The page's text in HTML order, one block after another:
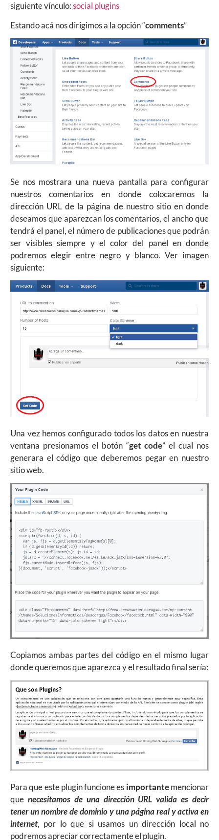
siguiente vínculo:social plugins
Estando acá nos dirigimos a la opción “comments”
Se nos mostrara una nueva pantalla para configurar
nuestros comentarios en donde colocaremos la
dirección URL de la página de nuestro sitio en donde
deseamos que aparezcan los comentarios, el ancho que
tendrá el panel, el número de publicaciones que podrán
ser visibles siempre y el color del panel en donde
podremos elegir entre negro y blanco. Ver imagen
siguiente:
Una vez hemos configurado todos los datos en nuestra
ventana presionamos el botón “get code” el cual nos
generara el código que deberemos pegar en nuestro
sitio web.
Copiamos ambas partes del código en el mismo lugar
donde queremos que aparezca y el resultado final sería:
Para que este plugin funcione es importantemencionar
que necesitamos de una dirección URL valida es decir
tener un nombre de dominio y una página real y activa en
internet, por lo que si usamos un dirección local no
podremos apreciar correctamente el plugin.